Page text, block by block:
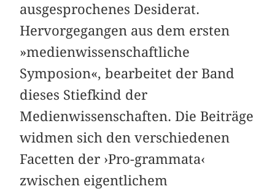
ausgesprochenes Desiderat.
Hervorgegangen aus dem ersten
»medienwissenschaftliche
Symposion«, bearbeitet der Band
dieses Stiefkind der
Medienwissenschaften. Die Beiträge
widmen sich den verschiedenen
Facetten der ›Pro-grammata‹
zwischen eigentlichem